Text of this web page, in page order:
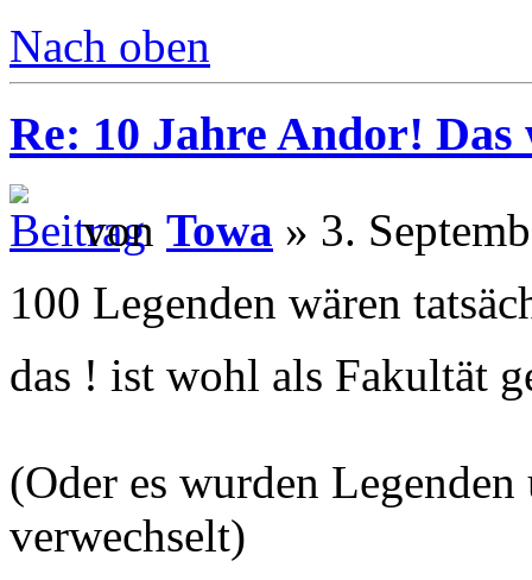
Nach oben
Re: 10 Jahre Andor!
von Towa » 3.
100 Legenden wären
das ! ist wohl als Fakultät
(Oder es wurden
verwechselt)